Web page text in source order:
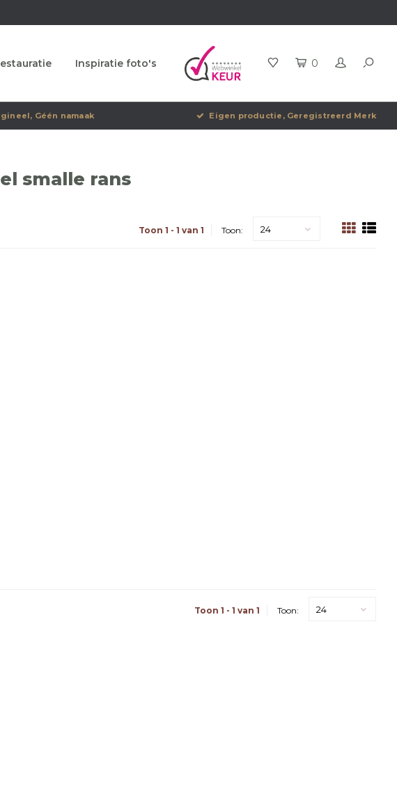
Inspiratie foto's 0
Géén namaak Eigen productie, Geregistreerd Merk
smalle rans
Toon 1 - 1 van 1 Toon: 24
Toon 1 - 1 van 1 Toon: 24